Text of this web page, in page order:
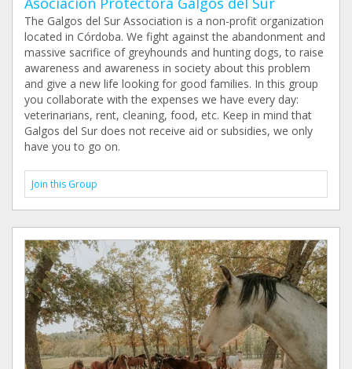
The Galgos del Sur Association is a non-profit organization
located in Córdoba. We fight against the abandonment and
massive sacrifice of greyhounds and hunting dogs, to raise
awareness and awareness in society about this problem
and give a new life looking for good families. In this group
you collaborate with the expenses we have every day:
veterinarians, rent, cleaning, food, etc. Keep in mind that
Galgos del Sur does not receive aid or subsidies, we only
have you to go on.
Join this Group